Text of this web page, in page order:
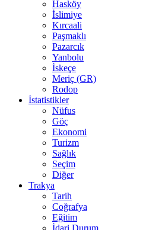
Hasköy
İslimiye
Kırcaali
Paşmaklı
Pazarcık
Yanbolu
İskeçe
Meriç (GR)
Rodop
İstatistikler
Nüfus
Göç
Ekonomi
Turizm
Sağlık
Seçim
Diğer
Trakya
Tarih
Coğrafya
Eğitim
İdari Durum